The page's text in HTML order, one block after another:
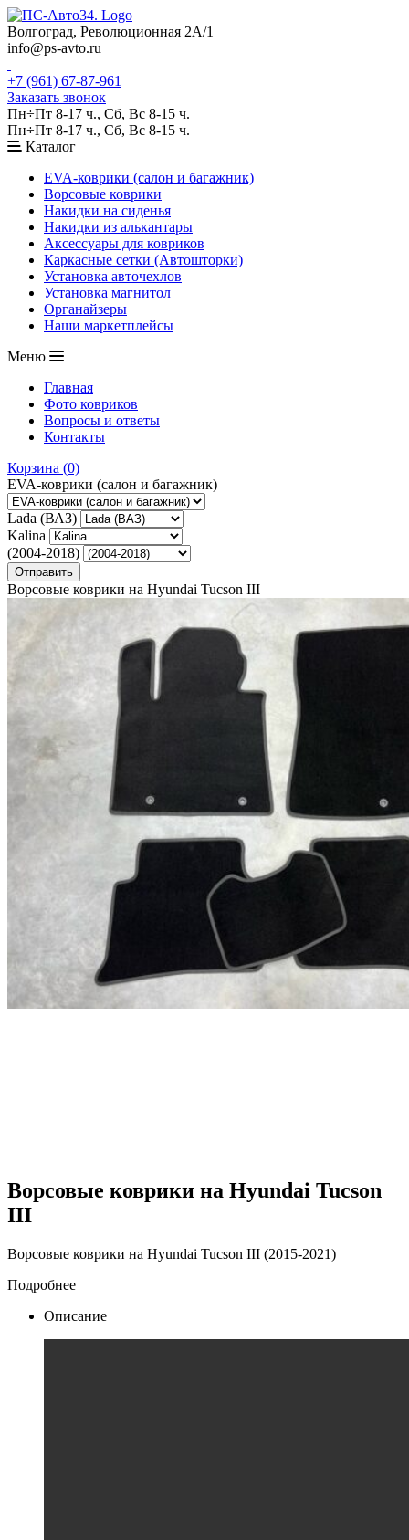
Волгоград, Революционная 2А/1
info@ps-avto.ru
+7 (961) 67-87-961
Заказать звонок
Пн÷Пт 8-17 ч., Сб, Вс 8-15 ч.
Пн÷Пт 8-17 ч., Сб, Вс 8-15 ч.
Каталог
EVA-коврики (салон и багажник)
Ворсовые коврики
Накидки на сиденья
Накидки из алькантары
Аксессуары для ковриков
Каркасные сетки (Автошторки)
Установка авточехлов
Установка магнитол
Органайзеры
Наши маркетплейсы
Меню
Главная
Фото ковриков
Вопросы и ответы
Контакты
Корзина (0)
EVA-коврики (салон и багажник)
Lada (ВАЗ)
Kalina
(2004-2018)
Ворсовые коврики на Hyundai Tucson III
Ворсовые коврики на Hyundai Tucson
III
Ворсовые коврики на Hyundai Tucson III (2015-2021)
Подробнее
Описание